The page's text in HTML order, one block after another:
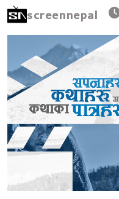
screennepal